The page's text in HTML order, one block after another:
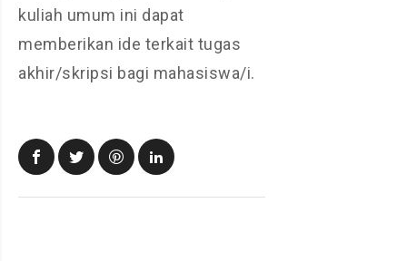
kuliah umum ini dapat
memberikan ide terkait tugas
akhir/skripsi bagi mahasiswa/i.